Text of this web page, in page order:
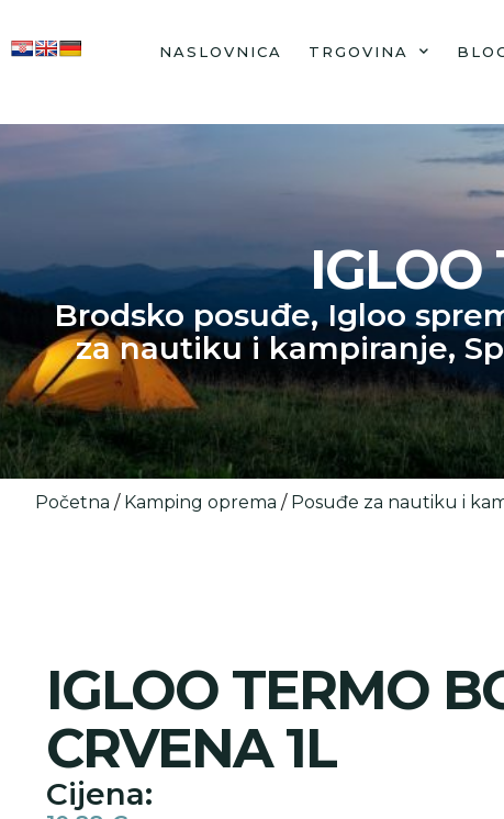
NASLOVNICA TRGOVINA
IGLOO
Brodsko posuđe,Igloo
za nautiku i kampiranje,
Početna / Kamping oprema / Posuđe za nautiku i
IGLOO TERMO
CRVENA 1L
Cijena: